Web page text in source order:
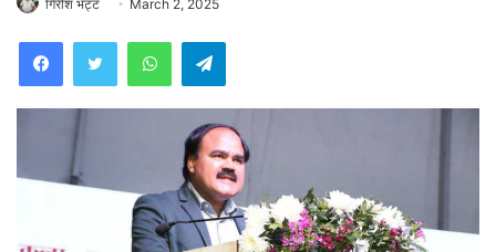
गिरीश भट्ट March 2, 2025
WhatsAppTelegram